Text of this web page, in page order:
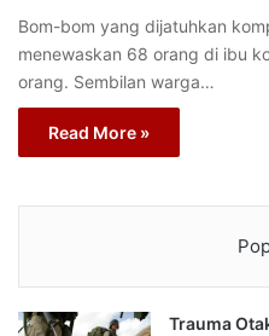
Bom-bom yang dijatuhkan
menewaskan 68 orang di ibu
orang. Sembilan warga…
Read More »
Trauma